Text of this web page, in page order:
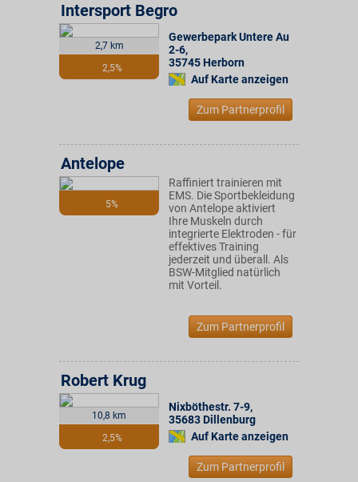
2,7 km
2,5%
Intersport Begro
Gewerbepark Untere Au
2-6,
35745 Herborn
Auf Karte anzeigen
Zum Partnerprofil
5%
Antelope
Raffiniert trainieren mit
EMS. Die Sportbekleidung
von Antelope aktiviert
Ihre Muskeln durch
integrierte Elektroden - für
effektives Training
jederzeit und überall. Als
BSW-Mitglied natürlich
mit Vorteil.
Zum Partnerprofil
10,8 km
2,5%
Robert Krug
Nixböthestr. 7-9,
35683 Dillenburg
Auf Karte anzeigen
Zum Partnerprofil